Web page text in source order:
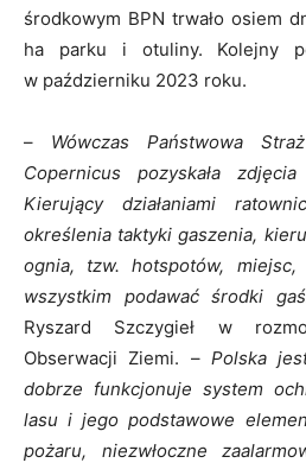
środkowym BPN trwało osiem
ha parku i otuliny. Kolejny
w październiku 2023 roku.
– Wówczas Państwowa
Copernicus pozyskała
Kierujący działaniami
określenia taktyki gaszenia,
ognia, tzw. hotspotów, miejsc,
wszystkim podawać środki
Ryszard Szczygieł w
Obserwacji Ziemi. – Polska
dobrze funkcjonuje system
lasu i jego podstawowe
pożaru, niezwłoczne